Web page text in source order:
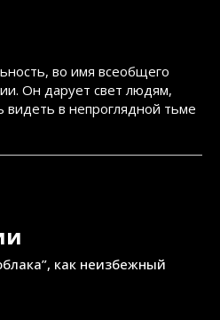
во имя всеобщего
Он дарует свет людям,
видеть в непроглядной тьме
как неизбежный